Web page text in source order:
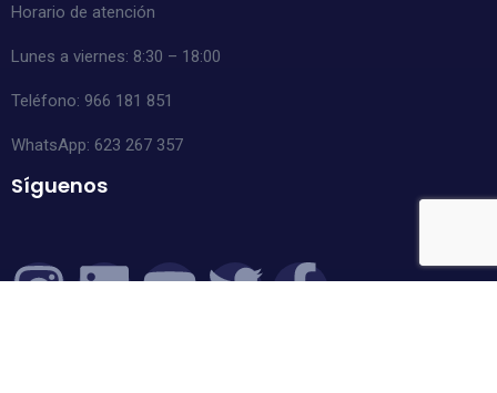
Horario de atención
Lunes a viernes: 8:30 – 18:00
Teléfono: 966 181 851
WhatsApp: 623 267 357
Síguenos